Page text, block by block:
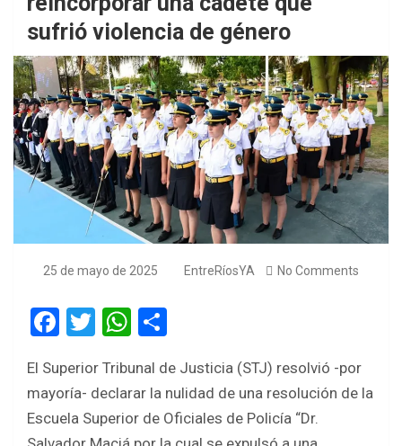
sufrió violencia de género
25 de mayo de 2025 EntreRíosYA No Comments
F
ce
b
o
T
tt
er
W
at
s
A
ar
e
El Superior Tribunal de Justicia (STJ) resolvió -por
mayoría- declarar la nulidad de una resolución de la
Escuela Superior de Oficiales de Policía “Dr.